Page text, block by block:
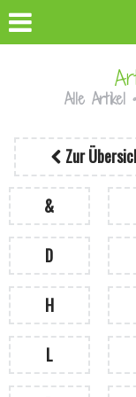
Alle Artikel
Zur
&
D
H
L